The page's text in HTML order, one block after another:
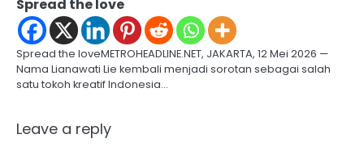
Spread the love
Spread the loveMETROHEADLINE.NET, JAKARTA, 12 Mei 2026 —
Nama Lianawati Lie kembali menjadi sorotan sebagai salah
satu tokoh kreatif Indonesia…
Leave a reply